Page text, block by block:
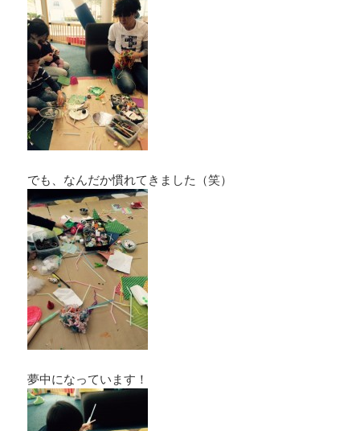
でも、なんだか慣れてきました（笑）
夢中になっています！